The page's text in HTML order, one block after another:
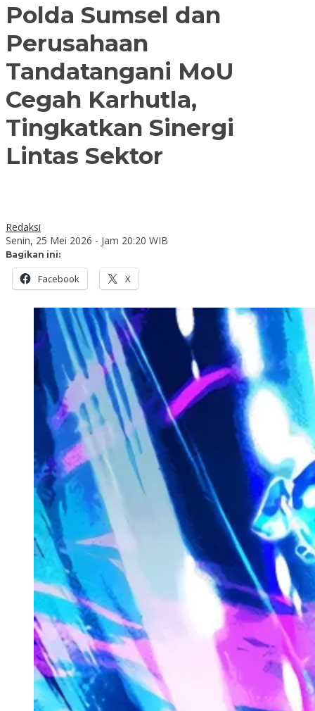
Polda Sumsel dan
Perusahaan
Tandatangani MoU
Cegah Karhutla,
Tingkatkan Sinergi
Lintas Sektor
Redaksi
Senin, 25 Mei 2026 - Jam 20:20 WIB
Bagikan ini:
Facebook X